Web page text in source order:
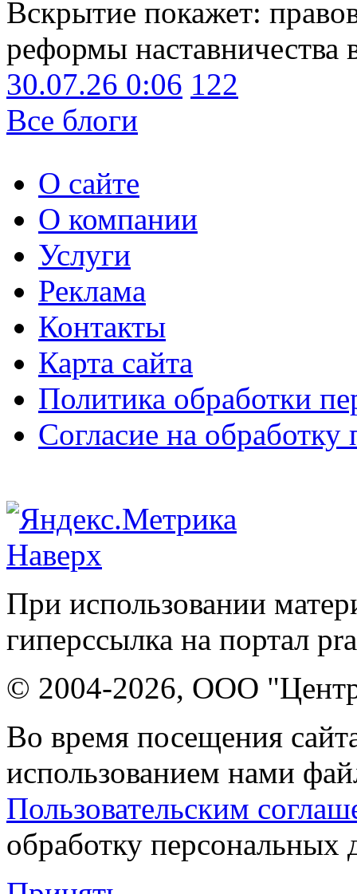
Вскрытие покажет:
реформы наставничества
30.07.26 0:06 122
Все блоги
О сайте
О компании
Услуги
Реклама
Контакты
Карта сайта
Политика обработки
Согласие на
Наверх
При использовании
гиперссылка на портал
© 2004-2026, ООО "Центр
Во время посещения
использованием нами
Пользовательским
обработку персональных